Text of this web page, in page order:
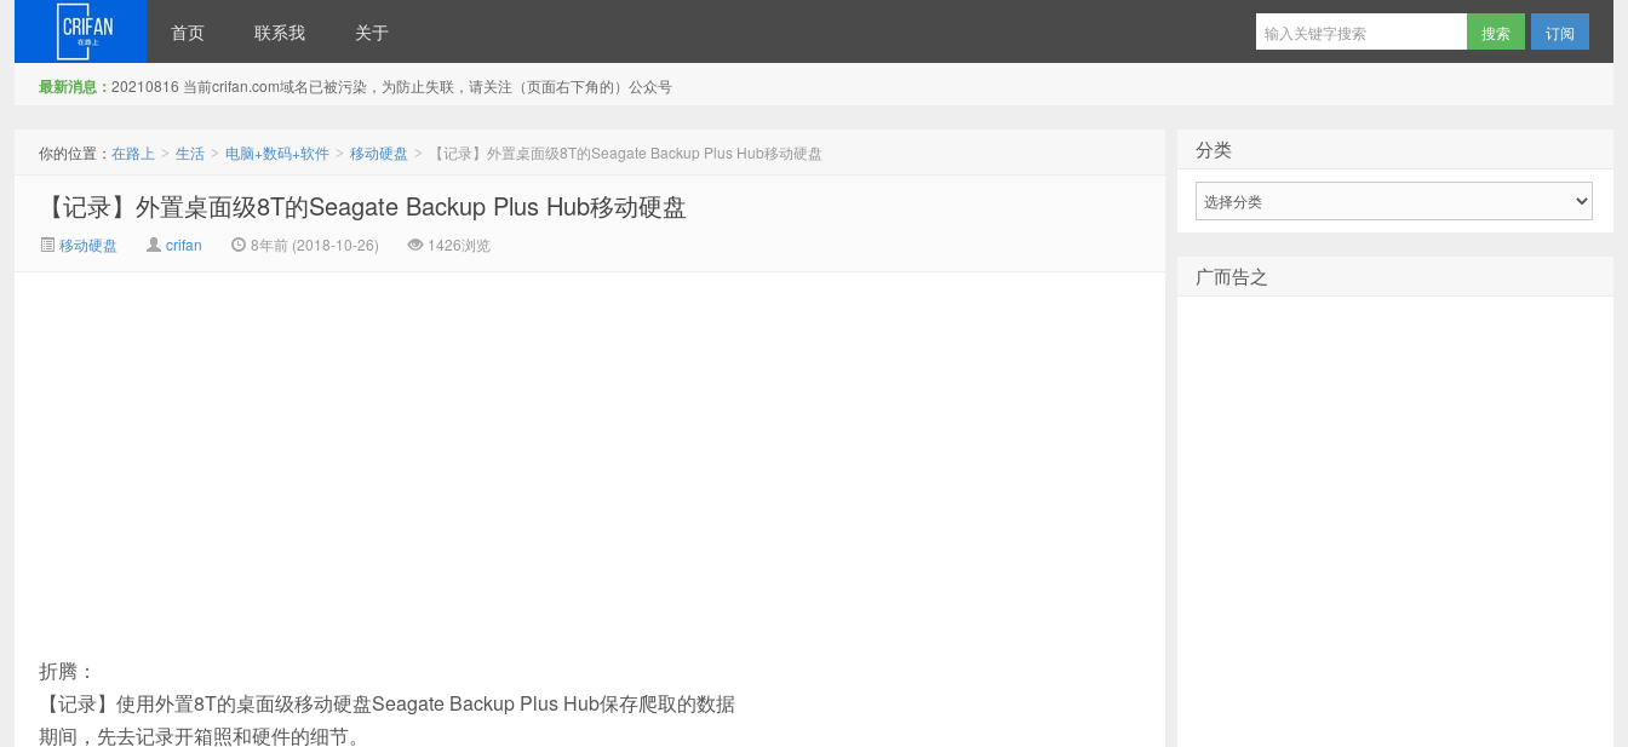
首页 联系我 关于 订阅
最新消息： 20210816 当前crifan.com域名已被污染，为防止失联，请关注（页面右下角的）公众号
你的位置： 在路上 > 生活 > 电脑+数码+软件 > 移动硬盘 > 【记录】外置桌面级8T的Seagate Backup Plus Hub移动硬盘
【记录】外置桌面级8T的Seagate Backup Plus Hub移动硬盘
移动硬盘 crifan 8年前 (2018-10-26) 1426浏览
折腾：
【记录】使用外置8T的桌面级移动硬盘Seagate Backup Plus Hub保存爬取的数据
期间，先去记录开箱照和硬件的细节。
分类
广而告之